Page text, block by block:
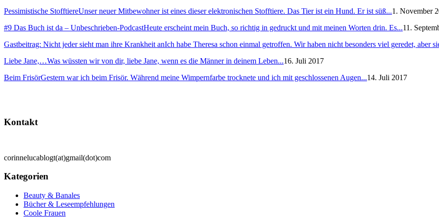
Pessimistische StofftiereUnser neuer Mitbewohner ist eines dieser elektronischen Stofftiere. Das Tier ist ein Hund. Er ist süß...1. November
#9 Das Buch ist da – Unbeschrieben-PodcastHeute erscheint mein Buch, so richtig in gedruckt und mit meinen Worten drin. Es...11.
Gastbeitrag: Nicht jeder sieht man ihre Krankheit anIch habe Theresa schon einmal getroffen. Wir haben nicht besonders viel geredet, aber
Liebe Jane,…Was wüssten wir von dir, liebe Jane, wenn es die Männer in deinem Leben...16. Juli 2017
Beim FrisörGestern war ich beim Frisör. Während meine Wimpernfarbe trocknete und ich mit geschlossenen Augen...14. Juli 2017
Kontakt
corinnelucablogt(at)gmail(dot)com
Kategorien
Beauty & Banales
Bücher & Leseempfehlungen
Coole Frauen